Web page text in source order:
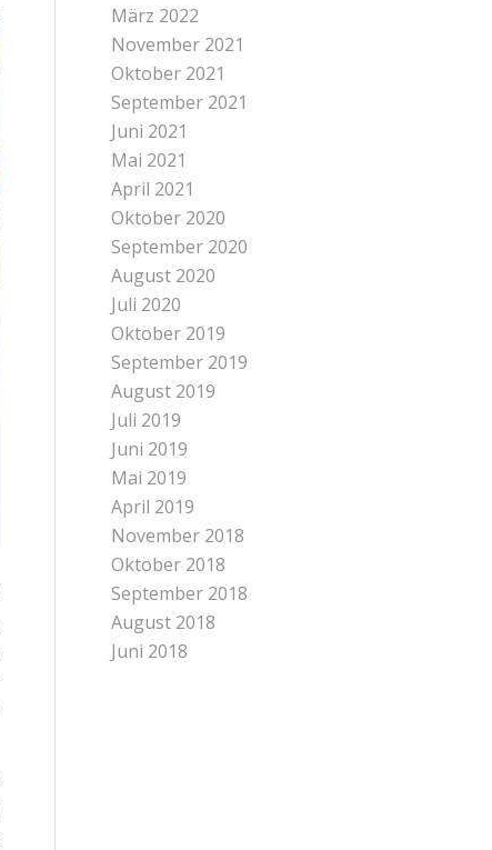
März 2022
November 2021
Oktober 2021
September 2021
Juni 2021
Mai 2021
April 2021
Oktober 2020
September 2020
August 2020
Juli 2020
Oktober 2019
September 2019
August 2019
Juli 2019
Juni 2019
Mai 2019
April 2019
November 2018
Oktober 2018
September 2018
August 2018
Juni 2018